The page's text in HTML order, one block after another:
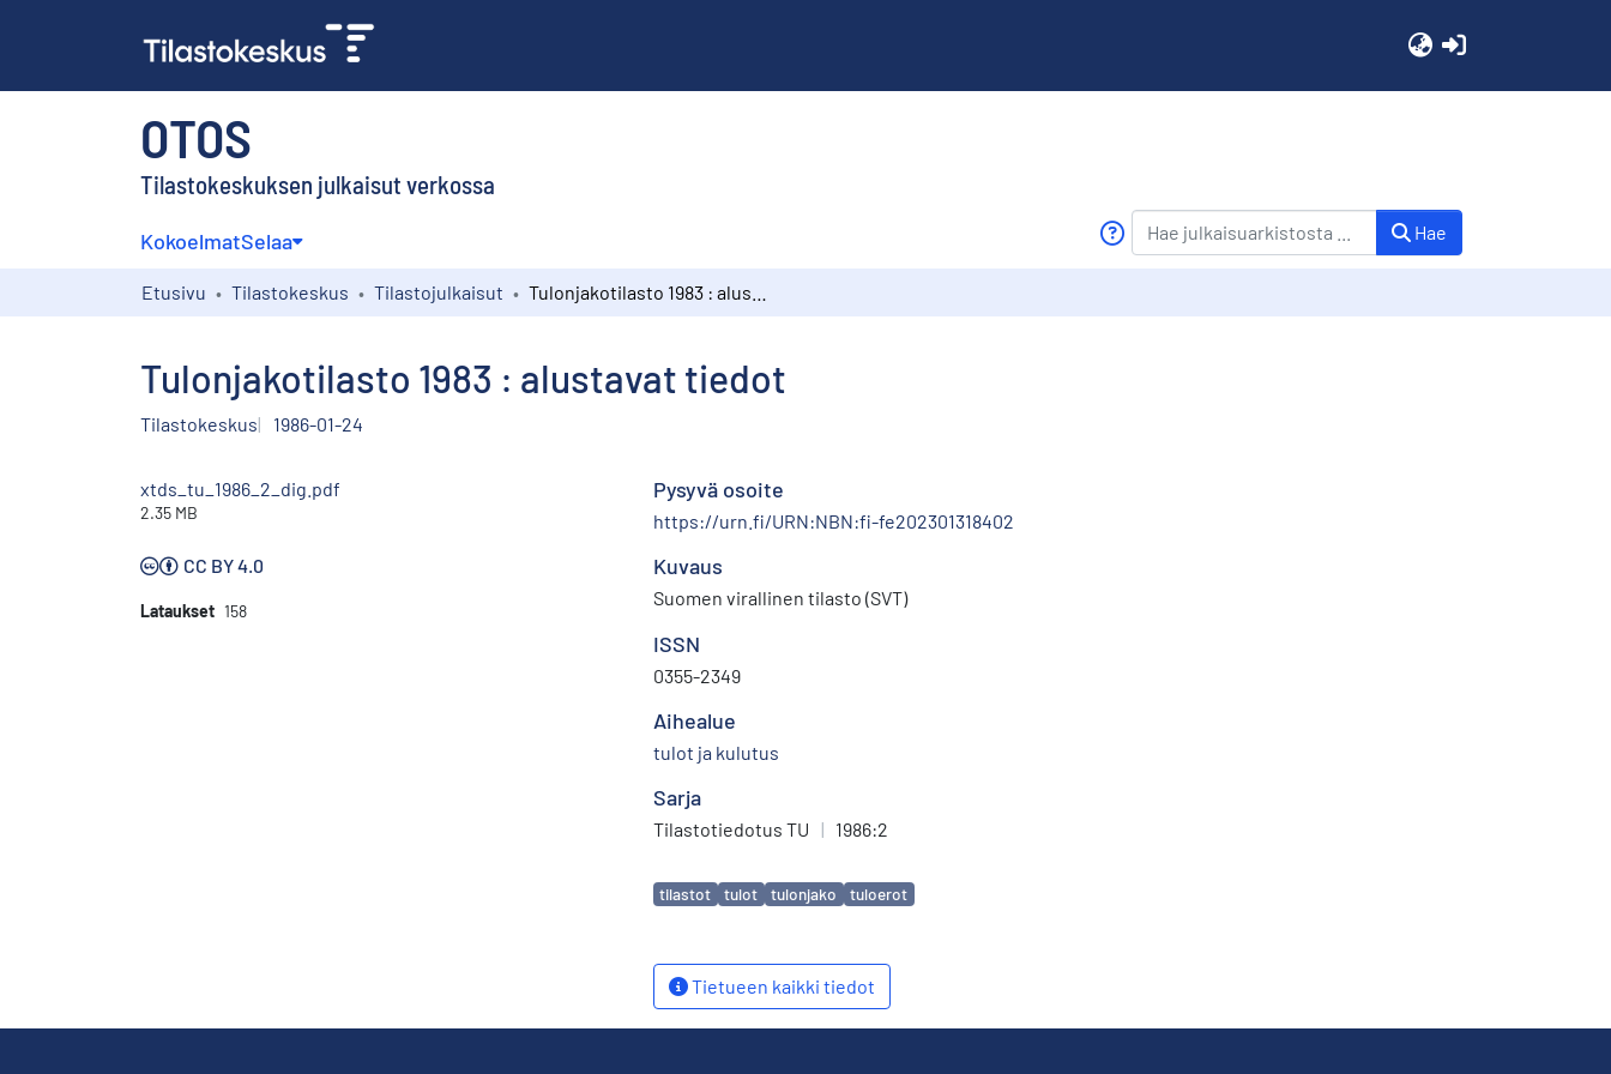
OTOS
Tilastokeskuksen julkaisut verkossa
KokoelmatSelaa Hae
Etusivu Tilastokeskus Tilastojulkaisut
Tulonjakotilasto 1983 : alustavat tiedot
Tilastokeskus 1986-01-24
xtds_tu_1986_2_dig.pdf
2.35 MB
CC BY 4.0
Lataukset 158
Pysyvä osoite
https://urn.fi/URN:NBN:fi-fe202301318402
Kuvaus
Suomen virallinen tilasto (SVT)
ISSN
0355-2349
Aihealue
tulot ja kulutus
Sarja
Tilastotiedotus TU | 1986:2
Avainsanat
tilastot tulot tulonjako tuloerot
Tietueen kaikki tiedot